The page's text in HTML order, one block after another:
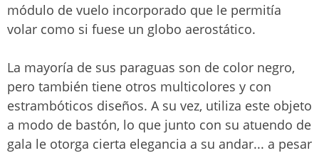
módulo de vuelo incorporado que le permitía
volar como si fuese un globo aerostático.
La mayoría de sus paraguas son de color negro,
pero también tiene otros multicolores y con
estrambóticos diseños. A su vez, utiliza este objeto
a modo de bastón, lo que junto con su atuendo de
gala le otorga cierta elegancia a su andar... a pesar